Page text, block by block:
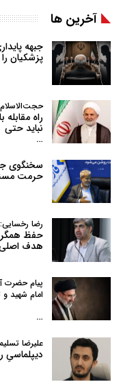
آخرین ها
جبهه
پزشکیان
راه
نباید حتی
…
سخنگوی
حرمت
رضا رخسایی:
حفظ
هدف اصلی
پیام حضرت
امام شهید
…
علیرضا
دیپلماسیِ